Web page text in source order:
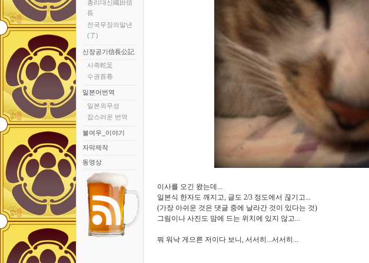
총리대신織田信
長
전국무장의말년
(了)
신장공기信長公記
사족蛇足
수권首卷
일본어번역
일본외무성
잡스러운 번역
불여우_이야기
자막제작
동영상
이사를 오긴 왔는데...
일본식 한자도 깨지고, 글도 2/3 정도에서 끊기고...
(가장 아쉬운 것은 댓글 중에 날라간 것이 있다는 것)
그림이나 사진도 맘에 드는 위치에 있지 않고...
뭐 워낙 게으른 저이다 보니, 서서히...서서히...